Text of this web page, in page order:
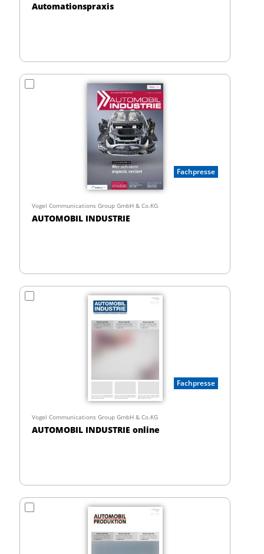
Automationspraxis
Fachpresse
Vogel Communications Group GmbH & Co.KG
AUTOMOBIL INDUSTRIE
Fachpresse
Vogel Communications Group GmbH & Co.KG
AUTOMOBIL INDUSTRIE online